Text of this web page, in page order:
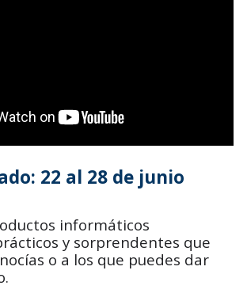
22 al 28 de junio
informáticos
y sorprendentes que
o a los que puedes dar